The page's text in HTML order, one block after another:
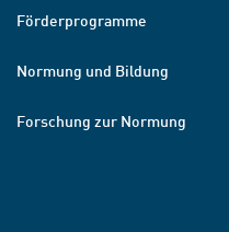
Förderprogramme
Normung und Bildung
Forschung zur Normung